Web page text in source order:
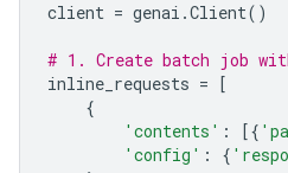
client = genai .Client()
# 1. Create batch job
inline_requests = [
{
'contents' : [{
'config' : {